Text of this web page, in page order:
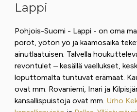
Lappi
Pohjois-Suomi - Lappi - on oma
porot, yötön yö ja kaamosaika
ainutlaatuisen. Talvella
revontulet – kesällä vaellukset,
loputtomalta tuntuvat erämaat.
ovat mm. Rovaniemi, Inari ja
kansallispuistoja ovat mm. Urho